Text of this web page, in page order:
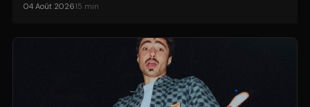
04 Août 202615 min